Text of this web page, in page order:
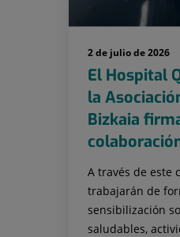
2 de julio de 2026
El Hospital
la
Bizkaia
A través de este
trabajarán de
sensibilización
saludables,